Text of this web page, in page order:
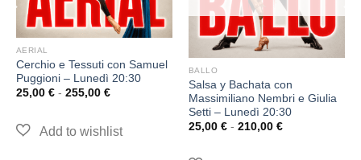
AERIAL
Cerchio e Tessuti con Samuel
Puggioni – Lunedì 20:30
25,00 € - 255,00 €
BALLO
Salsa y Bachata con
Massimiliano Nembri e Giulia
Setti – Lunedì 20:30
25,00 € - 210,00 €